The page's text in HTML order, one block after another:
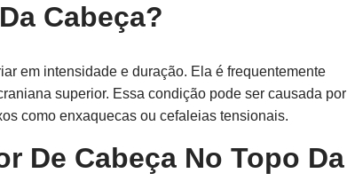
Cabeça?
em intensidade e duração. Ela é frequentemente
superior. Essa condição pode ser causada por
como enxaquecas ou cefaleias tensionais.
De Cabeça No Topo Da